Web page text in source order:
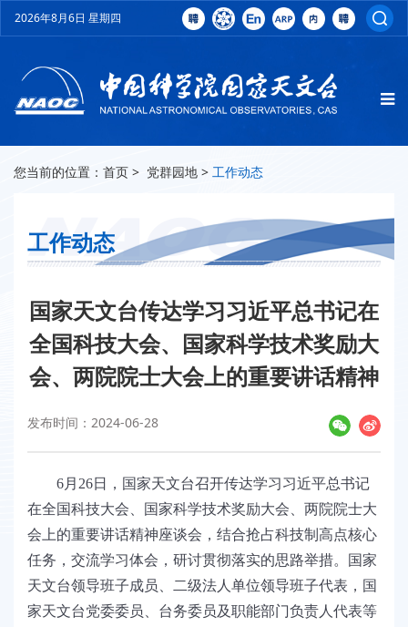
2026年8月6日 星期四
您当前的位置： 首页 > 党群园地 > 工作动态
工作动态
国家天文台传达学习习近平总书记在
全国科技大会、国家科学技术奖励大
会、两院院士大会上的重要讲话精神
发布时间：2024-06-28
6月 26日，国家天文台召开传达学习习近平总书记
在全国科技大会、国家科学技术奖励大会、两院院士大
会上的重要讲话精神座谈会，结合抢占科技制高点核心
任务，交流学习体会，研讨贯彻落实的思路举措。国家
天文台领导班子成员、二级法人单位领导班子代表，国
家天文台党委委员、台务委员及职能部门负责人代表等